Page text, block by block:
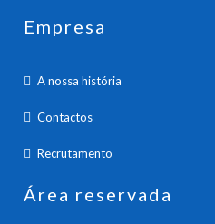
Empresa
A nossa história
Contactos
Recrutamento
Área reservada